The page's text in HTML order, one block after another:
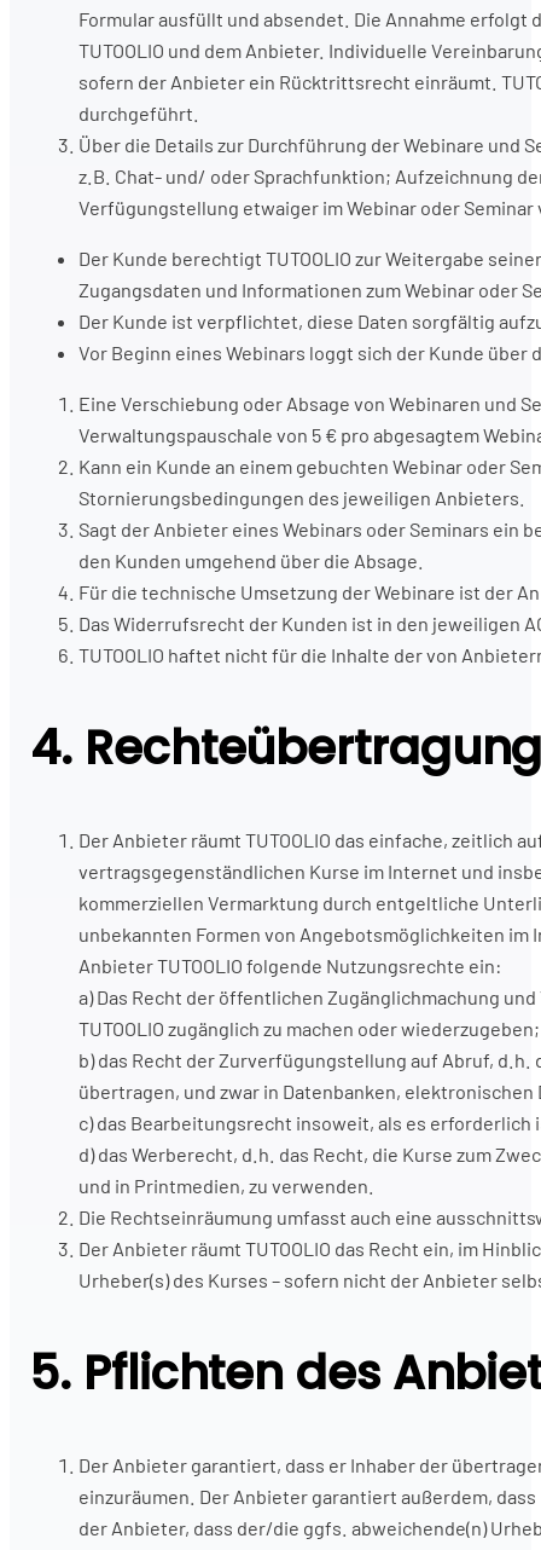
Formular ausfüllt und absendet. Die Annahme erfolgt
TUTOOLIO und dem Anbieter. Individuelle
sofern der Anbieter ein Rücktrittsrecht einräumt.
durchgeführt.
Über die Details zur Durchführung der Webinare und
z.B. Chat- und/ oder Sprachfunktion; Aufzeichnung
Verfügungstellung etwaiger im Webinar oder
Der Kunde berechtigt TUTOOLIO zur Weitergabe
Zugangsdaten und Informationen zum Webinar oder
Der Kunde ist verpflichtet, diese Daten sorgfältig
Vor Beginn eines Webinars loggt sich der Kunde
Eine Verschiebung oder Absage von Webinaren und
Verwaltungspauschale von 5 € pro abgesagtem
Kann ein Kunde an einem gebuchten Webinar oder
Stornierungsbedingungen des jeweiligen Anbieters.
Sagt der Anbieter eines Webinars oder Seminars ein
den Kunden umgehend über die Absage.
Für die technische Umsetzung der Webinare ist der
Das Widerrufsrecht der Kunden ist in den jeweiligen
TUTOOLIO haftet nicht für die Inhalte der von
4.
Der Anbieter räumt TUTOOLIO das einfache, zeitlich
vertragsgegenständlichen Kurse im Internet und
kommerziellen Vermarktung durch entgeltliche
unbekannten Formen von Angebotsmöglichkeiten
Anbieter TUTOOLIO folgende Nutzungsrechte ein:
a) Das Recht der öffentlichen Zugänglichmachung
TUTOOLIO zugänglich zu machen oder wiederzugeben;
b) das Recht der Zurverfügungstellung auf Abruf, d.h.
übertragen, und zwar in Datenbanken,
c) das Bearbeitungsrecht insoweit, als es
d) das Werberecht, d.h. das Recht, die Kurse zum
und in Printmedien, zu verwenden.
Die Rechtseinräumung umfasst auch eine
Der Anbieter räumt TUTOOLIO das Recht ein, im
Urheber(s) des Kurses – sofern nicht der Anbieter
5. Pflichten des
Der Anbieter garantiert, dass er Inhaber der
einzuräumen. Der Anbieter garantiert außerdem,
der Anbieter, dass der/die ggfs. abweichende(n)